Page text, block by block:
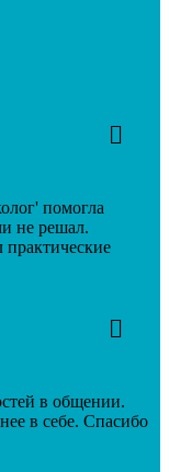
помогла
не решал.
в общении.
в себе. Спасибо